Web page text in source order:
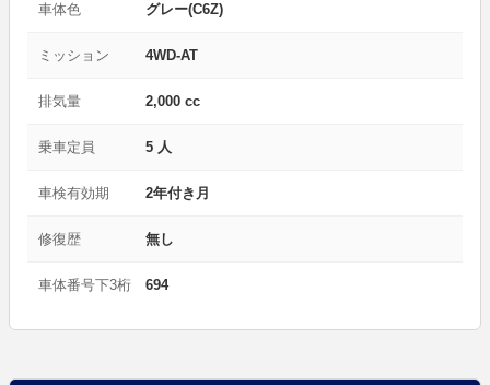
車体色 グレー(C6Z)
ミッション 4WD-AT
排気量 2,000 cc
乗車定員 5 人
車検有効期 2年付き月
修復歴 無し
車体番号下3桁 694